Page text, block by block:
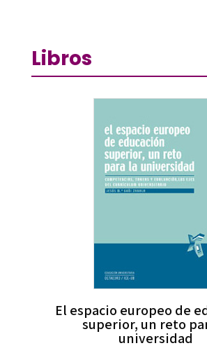
Libros
El espacio europeo de
superior, un reto
universidad